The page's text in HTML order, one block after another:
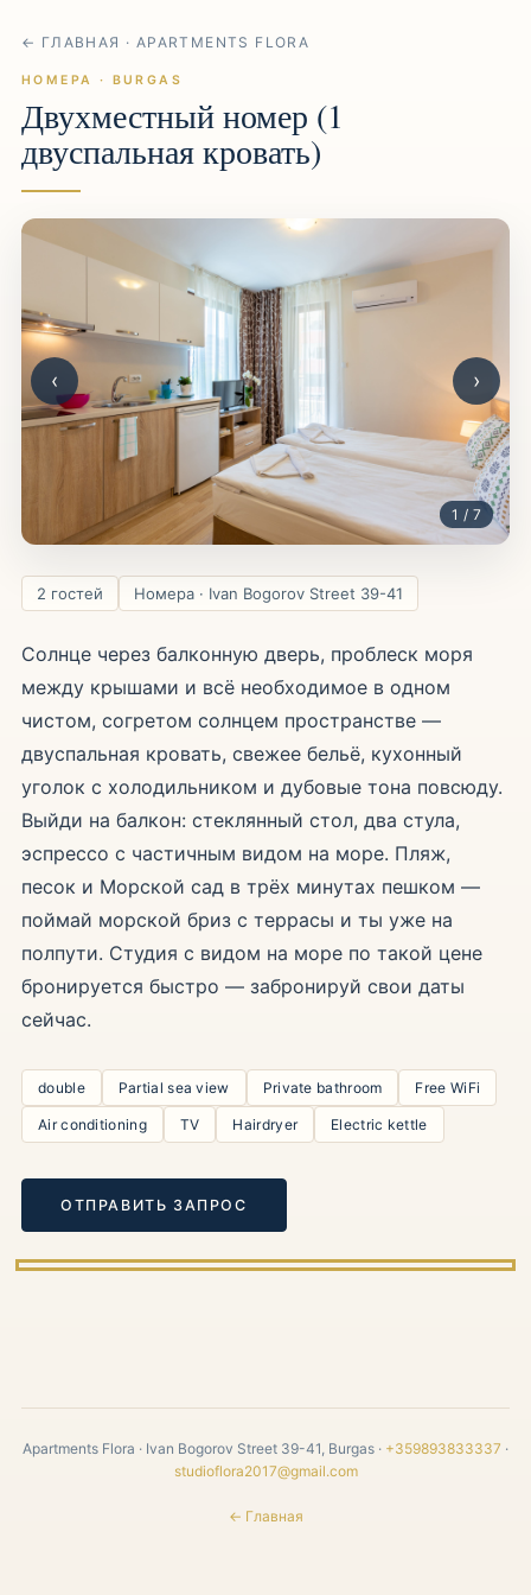
← ГЛАВНАЯ · APARTMENTS FLORA
НОМЕРА · BURGAS
Двухместный номер (1
двуспальная кровать)
‹ ›
1 / 7
2 гостей Номера · Ivan Bogorov Street 39-41
Солнце через балконную дверь, проблеск моря
между крышами и всё необходимое в одном
чистом, согретом солнцем пространстве —
двуспальная кровать, свежее бельё, кухонный
уголок с холодильником и дубовые тона повсюду.
Выйди на балкон: стеклянный стол, два стула,
эспрессо с частичным видом на море. Пляж,
песок и Морской сад в трёх минутах пешком —
поймай морской бриз с террасы и ты уже на
полпути. Студия с видом на море по такой цене
бронируется быстро — забронируй свои даты
сейчас.
double Partial sea view Private bathroom Free WiFi
Air conditioning TV Hairdryer Electric kettle
ОТПРАВИТЬ ЗАПРОС
Apartments Flora · Ivan Bogorov Street 39-41, Burgas · +359893833337 ·
studioflora2017@gmail.com
← Главная